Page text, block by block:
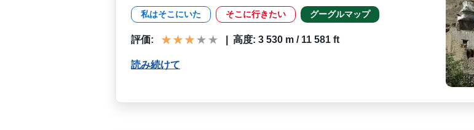
私はそこにいた そこに行きたい グーグルマップ
評価: 高度: 3 530 m / 11 581 ft
読み続けて